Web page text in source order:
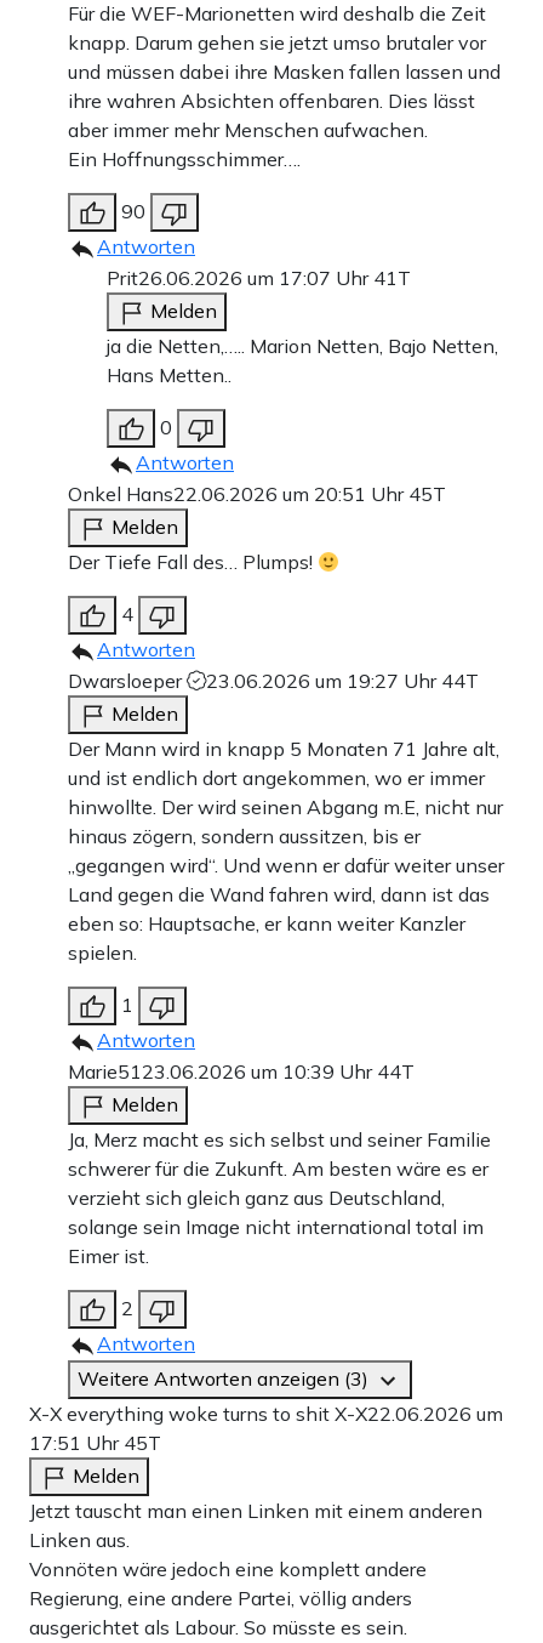
Für die WEF-Marionetten wird deshalb die Zeit
knapp. Darum gehen sie jetzt umso brutaler vor
und müssen dabei ihre Masken fallen lassen und
ihre wahren Absichten offenbaren. Dies lässt
aber immer mehr Menschen aufwachen.
Ein Hoffnungsschimmer….
90
Antworten
Prit26.06.2026 um 17:07 Uhr 41T
Melden
ja die Netten,….. Marion Netten, Bajo Netten,
Hans Metten..
0
Antworten
Onkel Hans22.06.2026 um 20:51 Uhr 45T
Melden
Der Tiefe Fall des… Plumps!
4
Antworten
Dwarsloeper
23.06.2026 um 19:27 Uhr 44T
Melden
Der Mann wird in knapp 5 Monaten 71 Jahre alt,
und ist endlich dort angekommen, wo er immer
hinwollte. Der wird seinen Abgang m.E, nicht nur
hinaus zögern, sondern aussitzen, bis er
„gegangen wird“. Und wenn er dafür weiter unser
Land gegen die Wand fahren wird, dann ist das
eben so: Hauptsache, er kann weiter Kanzler
spielen.
1
Antworten
Marie5123.06.2026 um 10:39 Uhr 44T
Melden
Ja, Merz macht es sich selbst und seiner Familie
schwerer für die Zukunft. Am besten wäre es er
verzieht sich gleich ganz aus Deutschland,
solange sein Image nicht international total im
Eimer ist.
2
Antworten
Weitere Antworten anzeigen (3)
X-X everything woke turns to shit X-X22.06.2026 um
17:51 Uhr 45T
Melden
Jetzt tauscht man einen Linken mit einem anderen
Linken aus.
Vonnöten wäre jedoch eine komplett andere
Regierung, eine andere Partei, völlig anders
ausgerichtet als Labour. So müsste es sein.